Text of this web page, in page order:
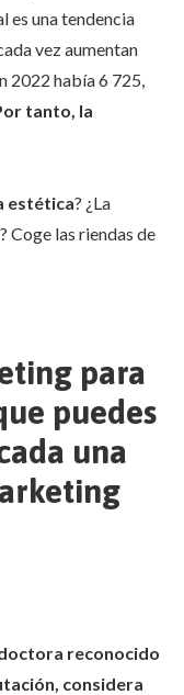
es una tendencia
vez aumentan
2022 había 6 725,
tanto, la
estética? ¿La
Coge las riendas de
para
puedes
una
reconocido
considera